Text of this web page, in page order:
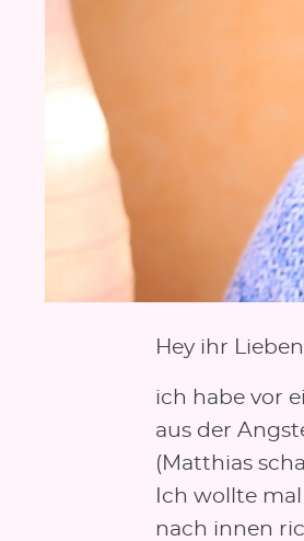
Hey ihr
ich habe vor
aus der
(Matthias
Ich wollte
nach innen